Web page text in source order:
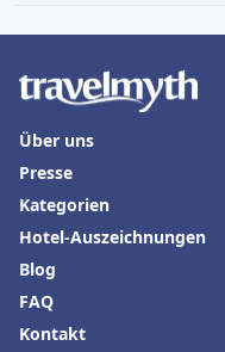
Über uns
Presse
Kategorien
Hotel-Auszeichnungen
Blog
FAQ
Kontakt